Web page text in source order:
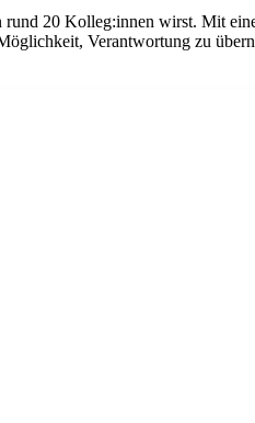
rund 20 Kolleg:innen wirst. Mit
Verantwortung zu